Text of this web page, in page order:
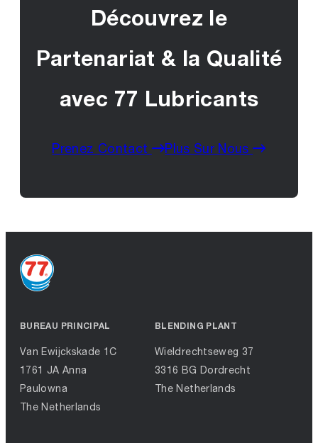
Découvrez le
Partenariat & la Qualité
avec 77 Lubricants
Prenez Contact Plus Sur Nous
BUREAU PRINCIPAL
Van Ewijckskade 1C
1761 JA Anna
Paulowna
The Netherlands
BLENDING PLANT
Wieldrechtseweg 37
3316 BG Dordrecht
The Netherlands